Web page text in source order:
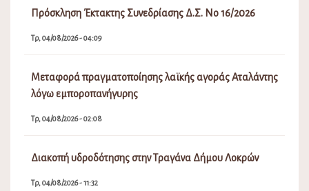
Πρόσκληση Έκτακτης Συνεδρίασης Δ.Σ. Νο 16/2026
Τρ, 04/08/2026 - 04:09
Μεταφορά πραγματοποίησης λαϊκής αγοράς Αταλάντης
λόγω εμποροπανήγυρης
Τρ, 04/08/2026 - 02:08
Διακοπή υδροδότησης στην Τραγάνα Δήμου Λοκρών
Τρ, 04/08/2026 - 11:32